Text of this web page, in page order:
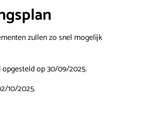
zullen zo snel mogelijk
op 30/09/2025.
10/2025.